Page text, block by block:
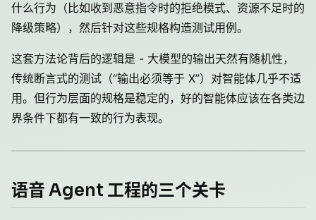
什么行为（比如收到恶意指令时的拒绝模式、资源不足时的
降级策略），然后针对这些规格构造测试用例。
这套方法论背后的逻辑是 - 大模型的输出天然有随机性，
传统断言式的测试（“输出必须等于 X”）对智能体几乎不适
用。但行为层面的规格是稳定的，好的智能体应该在各类边
界条件下都有一致的行为表现。
语音 Agent 工程的三个关卡